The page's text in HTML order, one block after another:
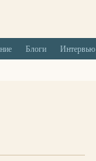
Блоги Интервью